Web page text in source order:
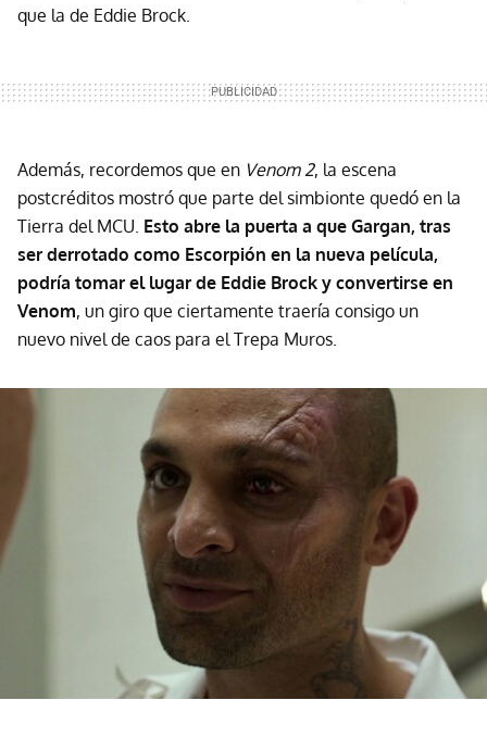
que la de Eddie Brock.
Además, recordemos que en Venom 2, la escena
postcréditos mostró que parte del simbionte quedó en la
Tierra del MCU. Esto abre la puerta a que Gargan, tras
ser derrotado como Escorpión en la nueva película,
podría tomar el lugar de Eddie Brock y convertirse en
Venom, un giro que ciertamente traería consigo un
nuevo nivel de caos para el Trepa Muros.